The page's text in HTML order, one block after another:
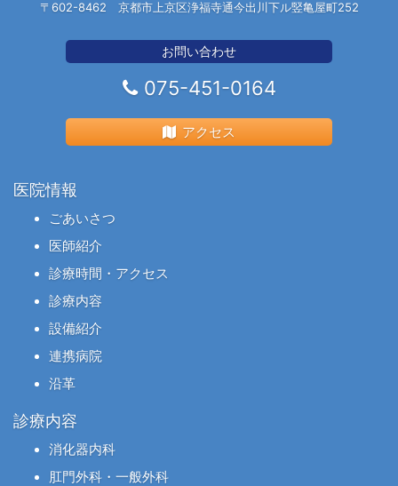
〒602-8462 京都市上京区浄福寺通今出川下ル竪亀屋町252
お問い合わせ
075-451-0164
アクセス
医院情報
ごあいさつ
医師紹介
診療時間・アクセス
診療内容
設備紹介
連携病院
沿革
診療内容
消化器内科
肛門外科・一般外科